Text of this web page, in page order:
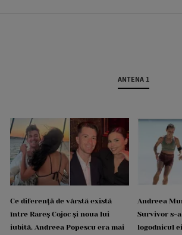
ANTENA 1
Ce diferență de vârstă există
între Rareș Cojoc și noua lui
iubită. Andreea Popescu era mai
Andreea
Survivor s-
logodnicul